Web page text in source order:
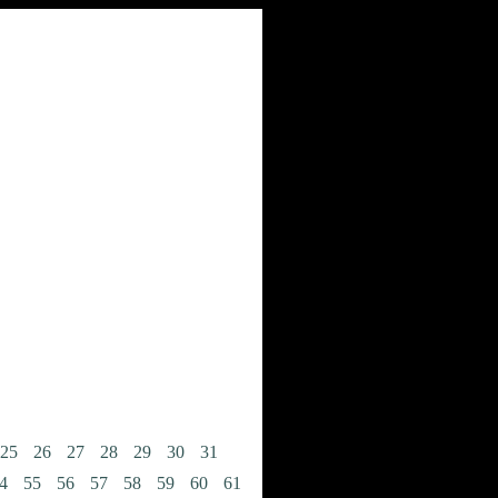
25 26 27 28 29 30
31
55 56 57 58 59 60 61